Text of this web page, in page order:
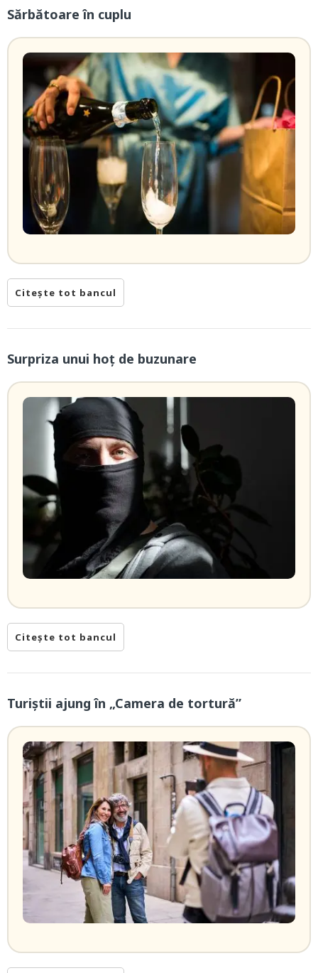
Sărbătoare în cuplu
Citește tot bancul
Surpriza unui hoţ de buzunare
Citește tot bancul
Turiștii ajung în „Camera de tortură”